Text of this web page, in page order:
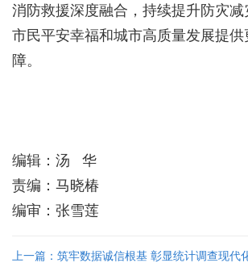
消防救援深度融合，持续提升防灾
市民平安幸福和城市高质量发展提
障。
编辑：汤 华
责编：马晓椿
编审：张雪莲
上一篇：筑牢数据诚信根基 彰显统计调查现代